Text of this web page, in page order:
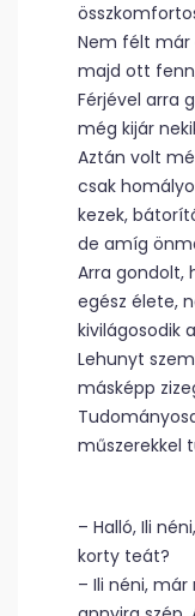
Nem félt már
majd ott
Férjével arra
még kijár
Aztán volt
csak
kezek,
de amíg
Arra gondolt,
egész élete,
kivilágosodik
Lehunyt
másképp
műszerekkel
– Halló, Ili
korty teát?
– Ili néni,